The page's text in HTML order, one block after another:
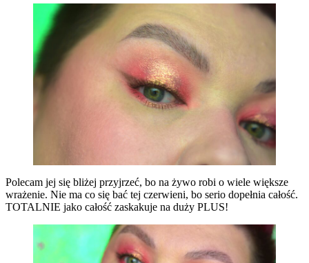
Polecam jej się bliżej przyjrzeć, bo na żywo robi o wiele większe
wrażenie. Nie ma co się bać tej czerwieni, bo serio dopełnia całość.
TOTALNIE jako całość zaskakuje na duży PLUS!